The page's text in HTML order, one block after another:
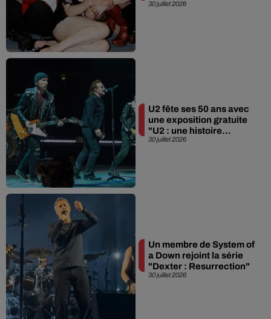
30 juillet 2026
30 juillet 2026
U2 fête ses 50 ans avec
une exposition gratuite
"U2 : une histoire...
30 juillet 2026
Un membre de System of
a Down rejoint la série
"Dexter : Resurrection"